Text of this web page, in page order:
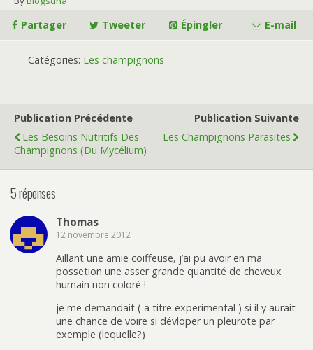
Partager Tweeter Épingler E-mail
Catégories: Les champignons
Publication Précédente
Les Besoins Nutritifs Des
Champignons (du Mycélium)
Publication Suivante
Les Champignons Parasites
5 réponses
Thomas
12 novembre 2012
Aillant une amie coiffeuse, j’ai pu avoir en ma
possetion une asser grande quantité de cheveux
humain non coloré !
je me demandait ( a titre experimental ) si il y aurait
une chance de voire si dévloper un pleurote par
exemple (lequelle?)